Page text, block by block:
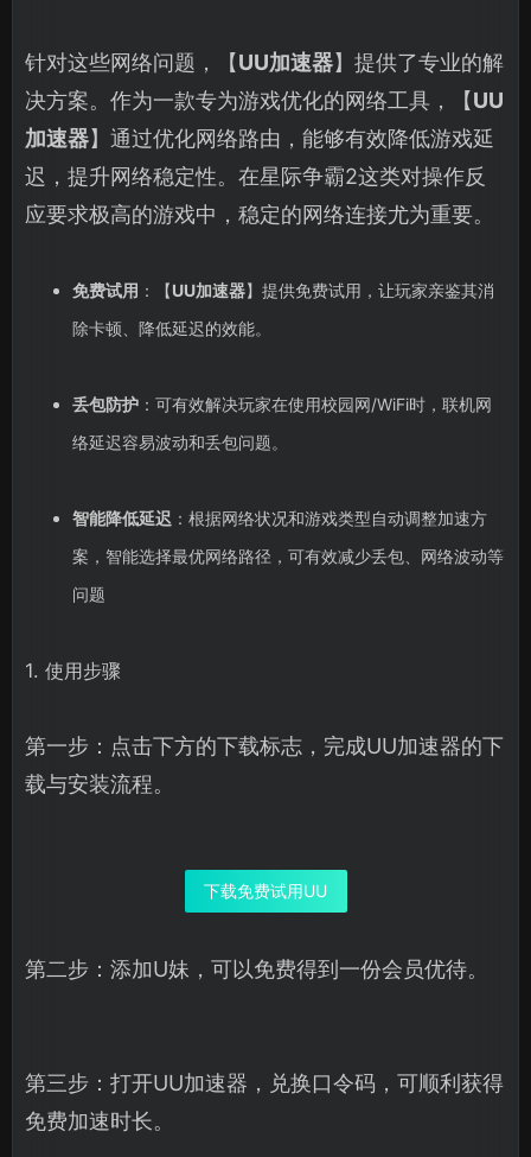
针对这些网络问题，【UU加速器】提供了专业的解
决方案。作为一款专为游戏优化的网络工具，【UU
加速器】通过优化网络路由，能够有效降低游戏延
迟，提升网络稳定性。在星际争霸2这类对操作反
应要求极高的游戏中，稳定的网络连接尤为重要。
免费试用 ：【UU加速器】提供免费试用，让玩家亲鉴其消
除卡顿、降低延迟的效能。
丢包防护：可有效解决玩家在使用校园网/WiFi时，联机网
络延迟容易波动和丢包问题。
智能降低延迟 ：根据网络状况和游戏类型自动调整加速方
案，智能选择最优网络路径，可有效减少丢包、网络波动等
问题
1. 使用步骤
第一步：点击下方的下载标志，完成UU加速器的下
载与安装流程。
下载免费试用UU
第二步：添加U妹，可以免费得到一份会员优待。
第三步：打开UU加速器，兑换口令码，可顺利获得
免费加速时长。